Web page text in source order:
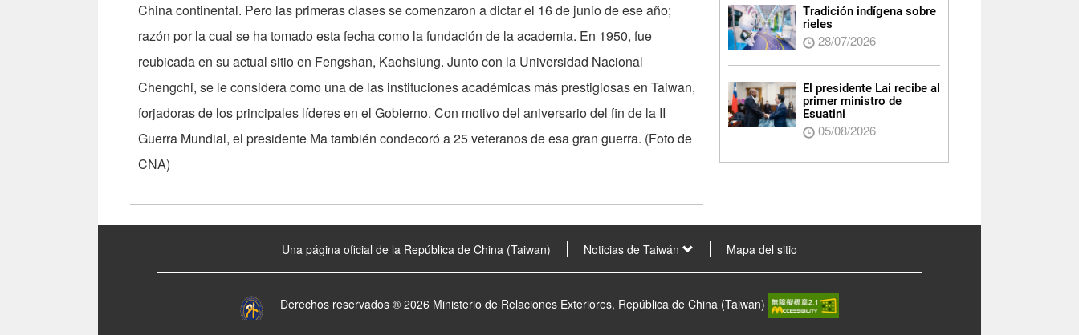
China continental. Pero las primeras clases se comenzaron a dictar el 16 de junio de ese año;
razón por la cual se ha tomado esta fecha como la fundación de la academia. En 1950, fue
reubicada en su actual sitio en Fengshan, Kaohsiung. Junto con la Universidad Nacional
Chengchi, se le considera como una de las instituciones académicas más prestigiosas en Taiwan,
forjadoras de los principales líderes en el Gobierno. Con motivo del aniversario del fin de la II
Guerra Mundial, el presidente Ma también condecoró a 25 veteranos de esa gran guerra. (Foto de
CNA)
Tradición indígena sobre
rieles
28/07/2026
El presidente Lai recibe al
primer ministro de
Esuatini
05/08/2026
Una página oficial de la República de China (Taiwan) Noticias de Taiwán Mapa del sitio
Derechos reservados ® 2026 Ministerio de Relaciones Exteriores, República de China (Taiwan)